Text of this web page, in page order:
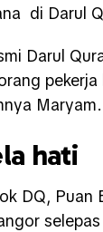
di Darul
Darul
Maryam.
hati
DQ, Puan